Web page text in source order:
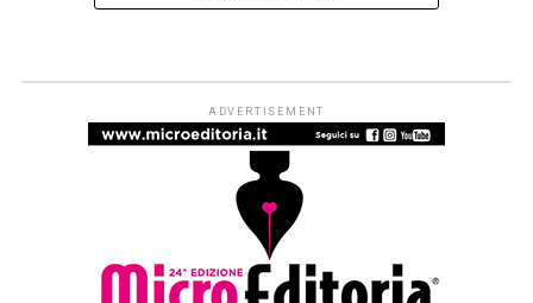
Premio Letterario Ranieri Filo della
Published 7 anni ago on 15 Ottobre 2019
Redazione Leggere:tutti